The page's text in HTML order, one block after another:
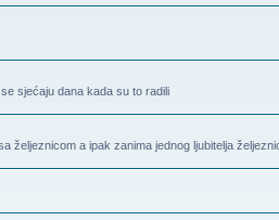
sjećaju dana kada su to radili
željeznicom a ipak zanima jednog ljubitelja